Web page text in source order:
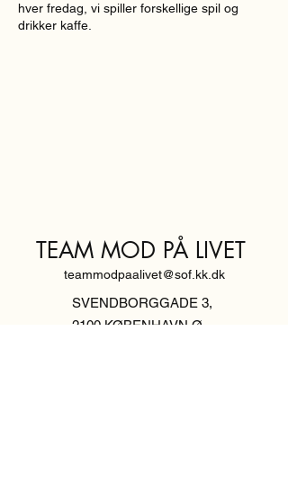
hver fredag, vi spiller forskellige spil og
drikker kaffe.
TEAM MOD PÅ LIVET
teammodpaalivet@sof.kk.dk
SVENDBORGGADE 3,
2100 KØBENHAVN Ø